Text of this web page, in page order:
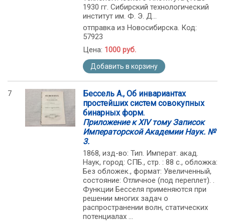
1930 гг. Сибирский технологический
институт им. Ф. Э. Д...
отправка из Новосибирска. Код:
57923
Цена: 1000 руб.
Добавить в корзину
7
Бессель А., Об инвариантах
простейших систем совокупных
бинарных форм.
Приложение к XIV тому Записок
Императорской Академии Наук. №
3.
1868, изд-во: Тип. Императ. акад.
Наук, город: СПБ., стр. : 88 с., обложка:
Без обложек., формат: Увеличенный,
состояние: Отличное (под переплет). .
Функции Бесселя применяются при
решении многих задач о
распространении волн, статических
потенциалах ...